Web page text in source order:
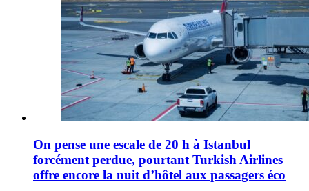
On pense une escale de 20 h à Istanbul
forcément perdue, pourtant Turkish Airlines
offre encore la nuit d’hôtel aux passagers éco